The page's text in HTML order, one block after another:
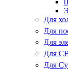
Для
Для
Для
Для
Для